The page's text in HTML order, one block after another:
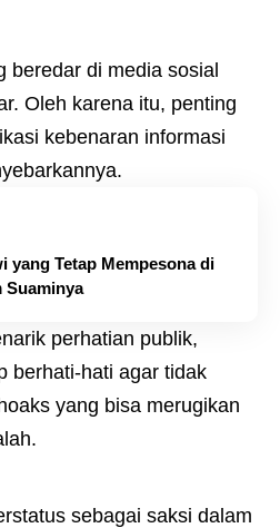
beredar di media sosial
Oleh karena itu, penting
kebenaran informasi
yang Tetap Mempesona di
Suaminya
perhatian publik,
berhati-hati agar tidak
yang bisa merugikan
sebagai saksi dalam